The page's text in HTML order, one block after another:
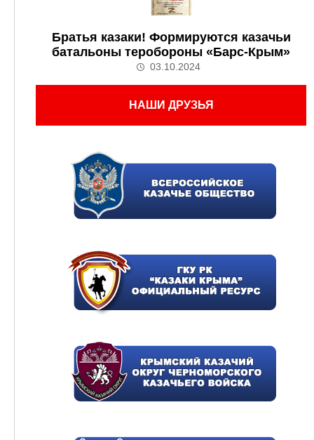
Братья казаки! Формируются казачьи
батальоны теробороны «Барс-Крым»
03.10.2024
НАШИ ДРУЗЬЯ